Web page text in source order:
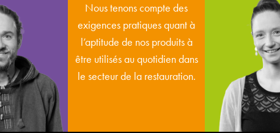
de médias
Nous tenons compte des
exigences pratiques quant à
l’aptitude de nos produits à
être utilisés au quotidien dans
le secteur de la restauration.
Herrad